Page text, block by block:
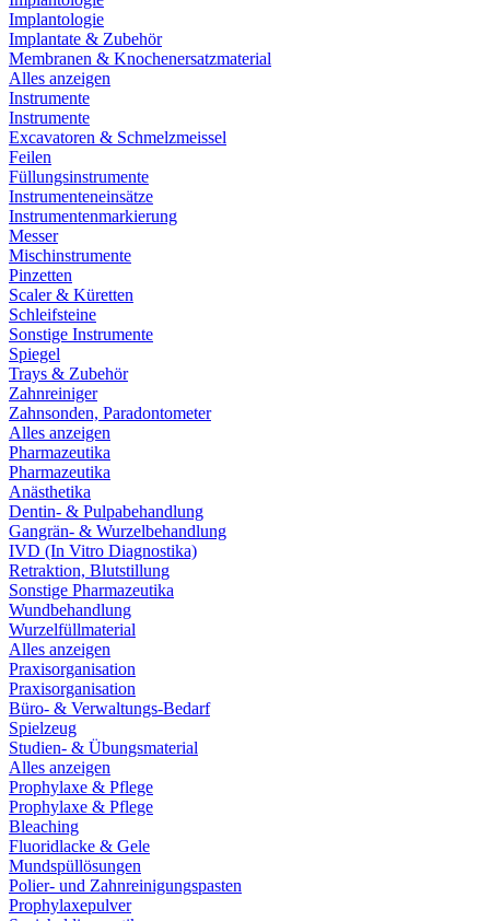
Implantologie
Implantate & Zubehör
Membranen & Knochenersatzmaterial
Alles anzeigen
Instrumente
Instrumente
Excavatoren & Schmelzmeissel
Feilen
Füllungsinstrumente
Instrumenteneinsätze
Instrumentenmarkierung
Messer
Mischinstrumente
Pinzetten
Scaler & Küretten
Schleifsteine
Sonstige Instrumente
Spiegel
Trays & Zubehör
Zahnreiniger
Zahnsonden, Paradontometer
Alles anzeigen
Pharmazeutika
Pharmazeutika
Anästhetika
Dentin- & Pulpabehandlung
Gangrän- & Wurzelbehandlung
IVD (In Vitro Diagnostika)
Retraktion, Blutstillung
Sonstige Pharmazeutika
Wundbehandlung
Wurzelfüllmaterial
Alles anzeigen
Praxisorganisation
Praxisorganisation
Büro- & Verwaltungs-Bedarf
Spielzeug
Studien- & Übungsmaterial
Alles anzeigen
Prophylaxe & Pflege
Prophylaxe & Pflege
Bleaching
Fluoridlacke & Gele
Mundspüllösungen
Polier- und Zahnreinigungspasten
Prophylaxepulver